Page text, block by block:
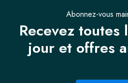
Abonnez-vous
Recevez toutes
jour et offres